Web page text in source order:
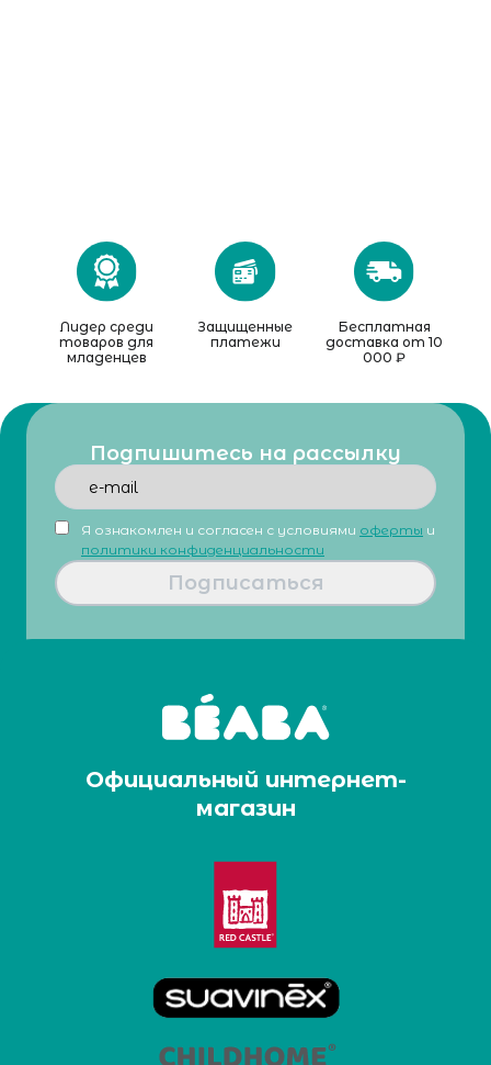
Лидер среди
товаров для
младенцев
Защищенные
платежи
Бесплатная
доставка от 10
000 ₽
Подпишитесь на рассылку
Я ознакомлен и согласен с условиями оферты и
политики конфиденциальности
Подписаться
Официальный интернет-
магазин